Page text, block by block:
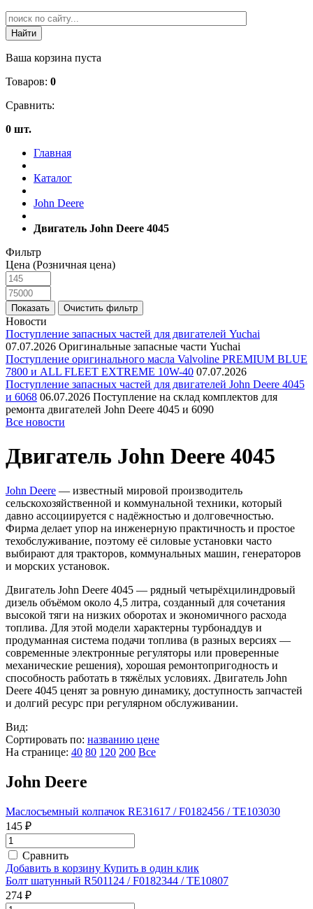
Ваша корзина пуста
Товаров: 0
Сравнить:
0 шт.
Главная
Каталог
John Deere
Двигатель John Deere 4045
Фильтр
Цена (Розничная цена)
Новости
Поступление запасных частей для двигателей Yuchai
07.07.2026 Оригинальные запасные части Yuchai
Поступление оригинального масла Valvoline PREMIUM BLUE
7800 и ALL FLEET EXTREME 10W-40 07.07.2026
Поступление запасных частей для двигателей John Deere 4045
и 6068 06.07.2026 Поступление на склад комплектов для
ремонта двигателей John Deere 4045 и 6090
Все новости
Двигатель John Deere 4045
John Deere — известный мировой производитель
сельскохозяйственной и коммунальной техники, который
давно ассоциируется с надёжностью и долговечностью.
Фирма делает упор на инженерную практичность и простое
техобслуживание, поэтому её силовые установки часто
выбирают для тракторов, коммунальных машин, генераторов
и морских установок.
Двигатель John Deere 4045 — рядный четырёхцилиндровый
дизель объёмом около 4,5 литра, созданный для сочетания
высокой тяги на низких оборотах и экономичного расхода
топлива. Для этой модели характерны турбонаддув и
продуманная система подачи топлива (в разных версиях —
современные электронные регуляторы или проверенные
механические решения), хорошая ремонтопригодность и
способность работать в тяжёлых условиях. Двигатель John
Deere 4045 ценят за ровную динамику, доступность запчастей
и долгий ресурс при регулярном обслуживании.
Вид:
Сортировать по: названию цене
На странице: 40 80 120 200 Все
John Deere
Маслосъемный колпачок RE31617 / F0182456 / TE103030
145 ₽
Сравнить
Добавить в корзину Купить в один клик
Болт шатунный R501124 / F0182344 / TE10807
274 ₽